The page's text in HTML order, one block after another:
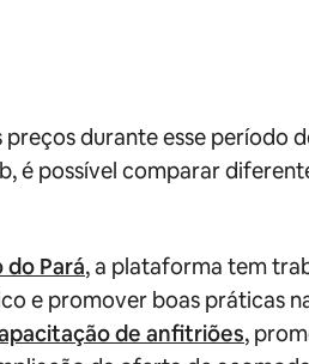
durante esse período
é possível comparar
Pará, a plataforma tem
e promover boas práticas
de anfitriões,